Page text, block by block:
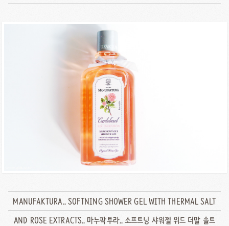
MANUFAKTURA.. SOFTNING SHOWER GEL WITH THERMAL SALT
AND ROSE EXTRACTS.. 마누팍투라.. 소프트닝 샤워젤 위드 더말 솔트